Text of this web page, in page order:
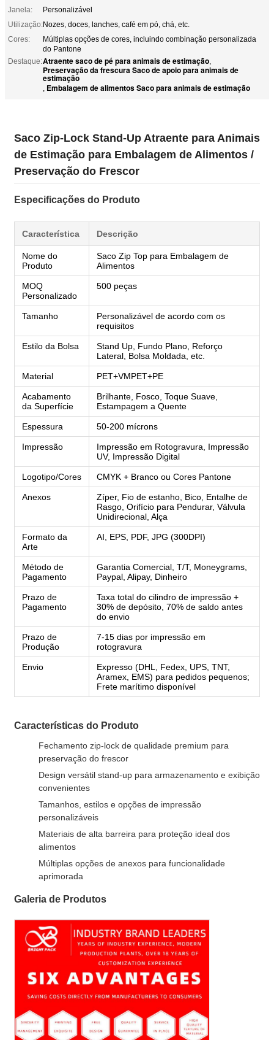
Janela:
Personalizável
Utilização:Nozes, doces, lanches, café em pó, chá, etc.
Cores:
Múltiplas opções de cores, incluindo combinação personalizada
do Pantone
Destaque:Atraente saco de pé para animais de estimação,
Preservação da frescura Saco de apoio para animais de
estimação
, Embalagem de alimentos Saco para animais de estimação
Saco Zip-Lock Stand-Up Atraente para Animais
de Estimação para Embalagem de Alimentos /
Preservação do Frescor
Especificações do Produto
Característica Descrição
Nome do
Produto
Saco Zip Top para Embalagem de
Alimentos
MOQ
Personalizado
500 peças
Tamanho
Personalizável de acordo com os
requisitos
Estilo da Bolsa
Stand Up, Fundo Plano, Reforço
Lateral, Bolsa Moldada, etc.
Material PET+VMPET+PE
Acabamento
da Superfície
Brilhante, Fosco, Toque Suave,
Estampagem a Quente
Espessura 50-200 mícrons
Impressão
Impressão em Rotogravura, Impressão
UV, Impressão Digital
Logotipo/Cores CMYK + Branco ou Cores Pantone
Anexos
Zíper, Fio de estanho, Bico, Entalhe de
Rasgo, Orifício para Pendurar, Válvula
Unidirecional, Alça
Formato da
Arte
AI, EPS, PDF, JPG (300DPI)
Método de
Pagamento
Garantia Comercial, T/T, Moneygrams,
Paypal, Alipay, Dinheiro
Prazo de
Pagamento
Taxa total do cilindro de impressão +
30% de depósito, 70% de saldo antes
do envio
Prazo de
Produção
7-15 dias por impressão em
rotogravura
Envio
Expresso (DHL, Fedex, UPS, TNT,
Aramex, EMS) para pedidos pequenos;
Frete marítimo disponível
Características do Produto
Fechamento zip-lock de qualidade premium para
preservação do frescor
Design versátil stand-up para armazenamento e exibição
convenientes
Tamanhos, estilos e opções de impressão
personalizáveis
Materiais de alta barreira para proteção ideal dos
alimentos
Múltiplas opções de anexos para funcionalidade
aprimorada
Galeria de Produtos